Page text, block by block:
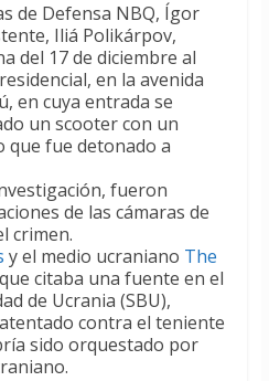
de Defensa NBQ, Ígor
Iliá Polikárpov,
del 17 de diciembre al
en la avenida
en cuya entrada se
un scooter con un
que fue detonado a
fueron
de las cámaras de
crimen.
y el medio ucraniano The
citaba una fuente en el
de Ucrania (SBU),
contra el teniente
sido orquestado por